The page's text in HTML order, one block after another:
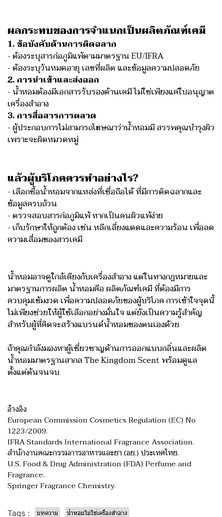
ผลกระทบของการจำแนกเป็นผลิตภัณฑ์เคมี
1. ข้อบังคับด้านการติดฉลาก
- ต้องระบุสารก่อภูมิแพ้ตามมาตรฐาน EU/IFRA
- ต้องระบุวันหมดอายุ เลขที่ผลิต และข้อมูลความปลอดภัย
2. การนำเข้าและส่งออก
- น้ำหอมต้องมีเอกสารรับรองด้านเคมี ไม่ใช่เพียงแค่ใบอนุญาต
เครื่องสำอาง
3. การสื่อสารการตลาด
- ผู้ประกอบการไม่สามารถโฆษณาว่าน้ำหอมมี สรรพคุณบำรุงผิว
เพราะจะผิดหมวดหมู่
แล้วผู้บริโภคควรทำอย่างไร?
- เลือกซื้อน้ำหอมจากแหล่งที่เชื่อถือได้ ที่มีการติดฉลากและ
ข้อมูลครบถ้วน
- ตรวจสอบสารก่อภูมิแพ้ หากเป็นคนผิวแพ้ง่าย
- เก็บรักษาให้ถูกต้อง เช่น หลีกเลี่ยงแดดและความร้อน เพื่อลด
ความเสื่อมของสารเคมี
น้ำหอมอาจดูใกล้เคียงกับเครื่องสำอาง แต่ในทางกฎหมายและ
มาตรฐานการผลิต น้ำหอมคือ ผลิตภัณฑ์เคมี ที่ต้องมีการ
ควบคุมเข้มงวด เพื่อความปลอดภัยของผู้บริโภค การเข้าใจจุดนี้
ไม่เพียงช่วยให้ผู้ใช้เลือกอย่างมั่นใจ แต่ยังเป็นความรู้สำคัญ
สำหรับผู้ที่คิดจะสร้างแบรนด์น้ำหอมของตนเองด้วย
ถ้าคุณกำลังมองหาผู้เชี่ยวชาญด้านการออกแบบกลิ่นและผลิต
น้ำหอมมาตรฐานสากล The Kingdom Scent พร้อมดูแล
ตั้งแต่ต้นจนจบ
อ้างอิง
European Commission Cosmetics Regulation (EC) No
1223/2009.
IFRA Standards International Fragrance Association.
สำนักงานคณะกรรมการอาหารและยา (อย.) ประเทศไทย.
U.S. Food & Drug Administration (FDA) Perfume and
Fragrance.
Springer Fragrance Chemistry.
Tags : บทความ น้ำหอมไม่ใช่เครื่องสำอาง